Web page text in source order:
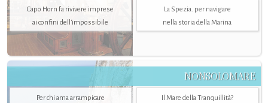
Capo Horn fa rivivere imprese
ai confini dell’impossibile
La Spezia. per navigare
nella storia della Marina
NONSOLOMARE
Per chi ama arrampicare
Il Mare della Tranquillità?